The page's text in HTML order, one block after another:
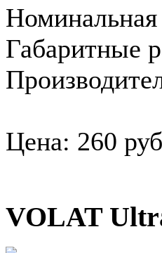
Габаритные
Цена: 260 руб
VOLAT